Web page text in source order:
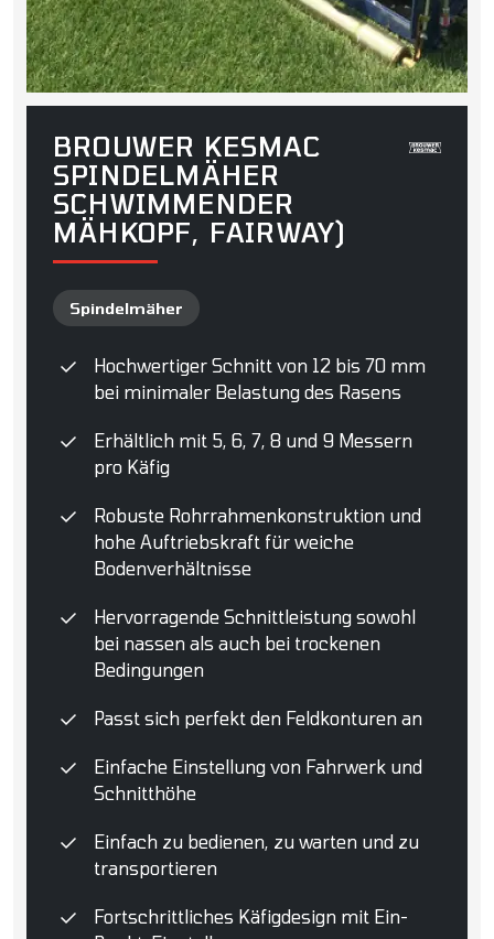
BROUWER KESMAC
SPINDELMÄHER
SCHWIMMENDER
MÄHKOPF, FAIRWAY)
Spindelmäher
Hochwertiger Schnitt von 12 bis 70 mm
bei minimaler Belastung des Rasens
Erhältlich mit 5, 6, 7, 8 und 9 Messern
pro Käfig
Robuste Rohrrahmenkonstruktion und
hohe Auftriebskraft für weiche
Bodenverhältnisse
Hervorragende Schnittleistung sowohl
bei nassen als auch bei trockenen
Bedingungen
Passt sich perfekt den Feldkonturen an
Einfache Einstellung von Fahrwerk und
Schnitthöhe
Einfach zu bedienen, zu warten und zu
transportieren
Fortschrittliches Käfigdesign mit Ein-